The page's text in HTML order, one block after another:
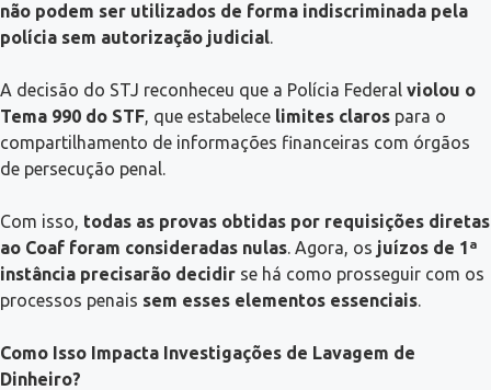
não podem ser utilizados de forma indiscriminada pela
polícia sem autorização judicial.
A decisão do STJ reconheceu que a Polícia Federal violou o
Tema 990 do STF, que estabelece limites claros para o
compartilhamento de informações financeiras com órgãos
de persecução penal.
Com isso, todas as provas obtidas por requisições diretas
ao Coaf foram consideradas nulas. Agora, os juízos de 1ª
instância precisarão decidir se há como prosseguir com os
processos penais sem esses elementos essenciais.
Como Isso Impacta Investigações de Lavagem de
Dinheiro?